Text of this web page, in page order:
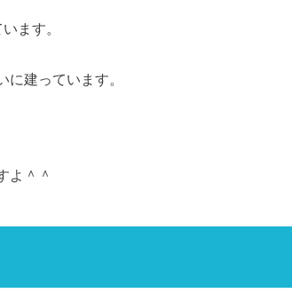
ます。
建っています。
よ＾＾